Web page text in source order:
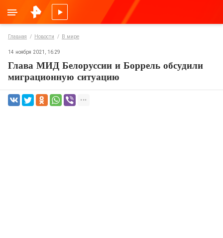
Главная Новости В мире
14 ноября 2021, 16:29
Глава МИД Белоруссии и Боррель обсудили
миграционную ситуацию